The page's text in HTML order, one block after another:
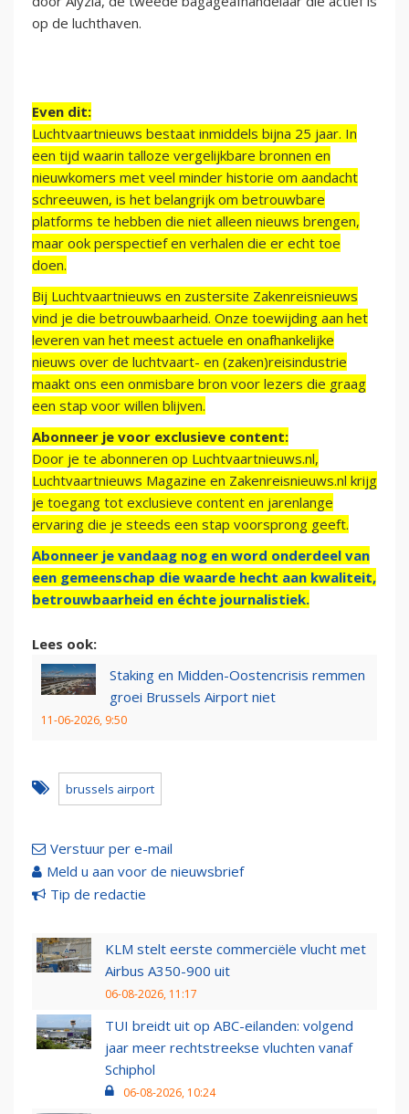
op de luchthaven.
Even dit:
Luchtvaartnieuws bestaat inmiddels bijna 25 jaar. In
een tijd waarin talloze vergelijkbare bronnen en
nieuwkomers met veel minder historie om aandacht
schreeuwen, is het belangrijk om betrouwbare
platforms te hebben die niet alleen nieuws brengen,
maar ook perspectief en verhalen die er echt toe
doen.
Bij Luchtvaartnieuws en zustersite Zakenreisnieuws
vind je die betrouwbaarheid. Onze toewijding aan het
leveren van het meest actuele en onafhankelijke
nieuws over de luchtvaart- en (zaken)reisindustrie
maakt ons een onmisbare bron voor lezers die graag
een stap voor willen blijven.
Abonneer je voor exclusieve content:
Door je te abonneren op Luchtvaartnieuws.nl,
Luchtvaartnieuws Magazine en Zakenreisnieuws.nl krijg
je toegang tot exclusieve content en jarenlange
ervaring die je steeds een stap voorsprong geeft.
Abonneer je vandaag nog en word onderdeel van
een gemeenschap die waarde hecht aan kwaliteit,
betrouwbaarheid en échte journalistiek.
Lees ook:
Staking en Midden-Oostencrisis remmen
groei Brussels Airport niet
11-06-2026, 9:50
brussels airport
Verstuur per e-mail
Meld u aan voor de nieuwsbrief
Tip de redactie
KLM stelt eerste commerciële vlucht met
Airbus A350-900 uit
06-08-2026, 11:17
TUI breidt uit op ABC-eilanden: volgend
jaar meer rechtstreekse vluchten vanaf
Schiphol
06-08-2026, 10:24